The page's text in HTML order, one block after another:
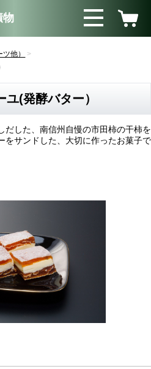
物
他）
(発酵バター）
だした、南信州自慢の市田柿の干柿を
をサンドした、大切に作ったお菓子で